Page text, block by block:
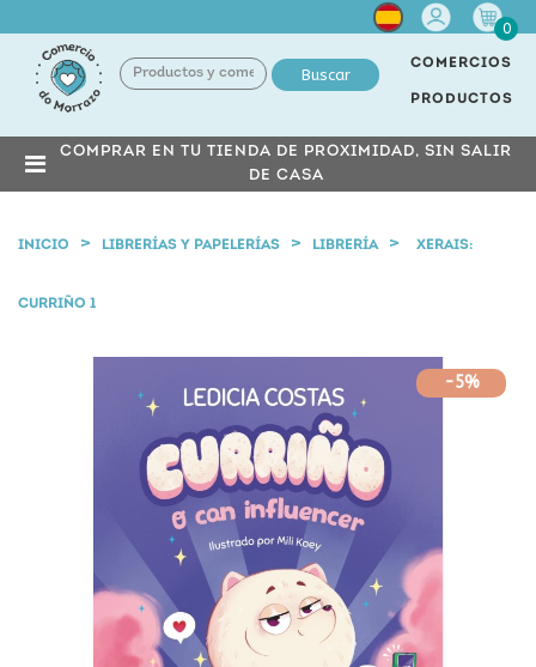
Cuenta
0
Buscar
COMERCIOS
PRODUCTOS
COMPRAR EN TU TIENDA DE PROXIMIDAD, SIN SALIR
DE CASA
INICIO LIBRERÍAS Y PAPELERÍAS LIBRERÍA XERAIS:
CURRIÑO 1
-5%